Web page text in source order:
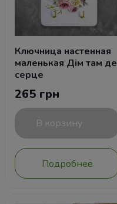
Ключница настенная
маленькая Дім там де
серце
265 грн
В корзину
Подробнее